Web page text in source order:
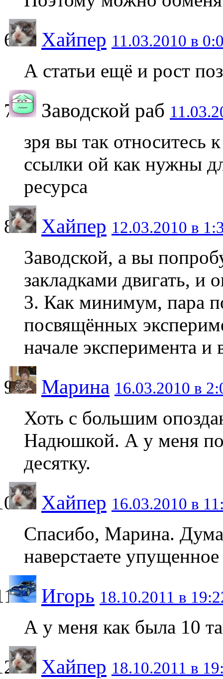
Хайпер 11.03.2010 в
А статьи ещё и рост
Заводской раб
зря вы так относитесь
ссылки ой как нужны
ресурса
Хайпер 12.03.2010 в
Заводской, а вы
закладками двигать, и
3. Как минимум, пара
посвящённых
начале эксперимента и
Марина 16.03.2010 в
Хоть с большим
Надюшкой. А у меня
десятку.
Хайпер 16.03.2010 в
Спасибо, Марина.
наверстаете
Игорь 18.10.2011 в
А у меня как была 10
Хайпер 18.10.2011 в